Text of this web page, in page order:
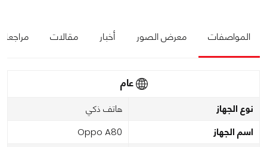
المواصفات معرض الصور أخبار مقالات
عام
نوع الجهاز هاتف ذكي
اسم الجهاز Oppo A80